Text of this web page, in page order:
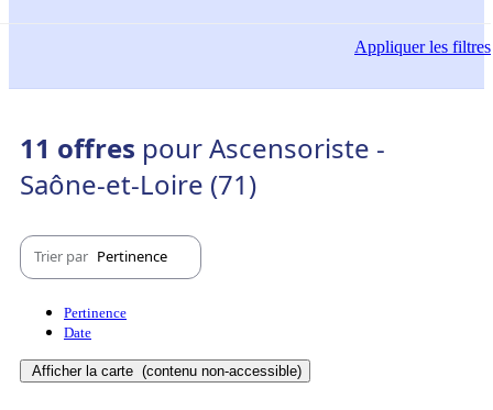
Appliquerles filtres
11 offres pour Ascensoriste -
Saône-et-Loire (71)
Trier par Pertinence
Pertinence
Date
Afficher la carte (contenu non-accessible)